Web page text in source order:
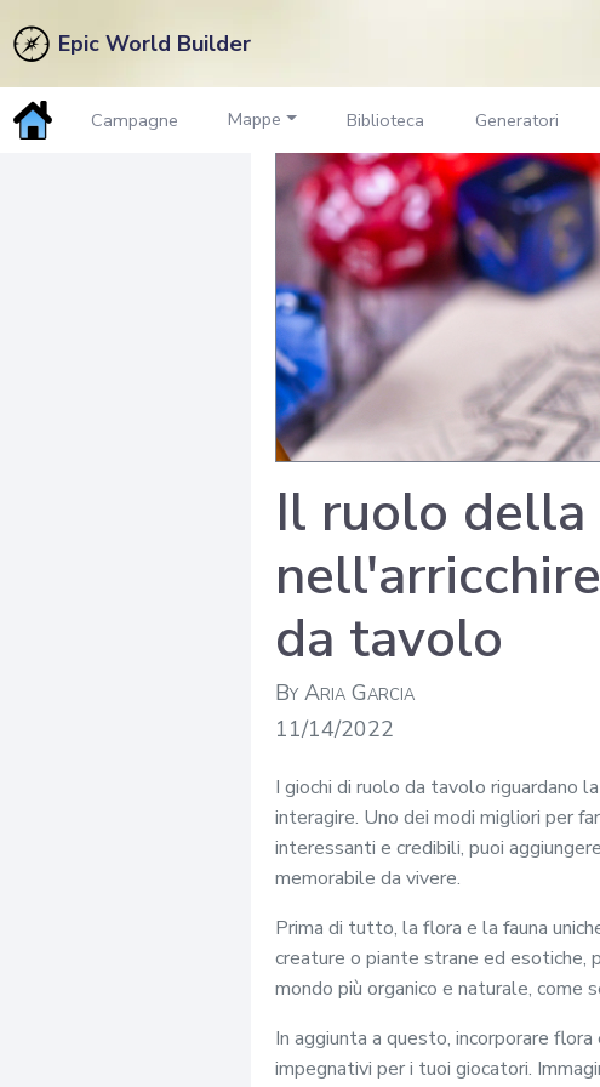
Epic World Builder
Campagne Mappe Biblioteca Generatori
Il ruolo della
da tavolo
By Aria Garcia
11/14/2022
I giochi di ruolo da tavolo riguardano
interagire. Uno dei modi migliori per
interessanti e credibili, puoi
memorabile da vivere.
Prima di tutto, la flora e la fauna
creature o piante strane ed esotiche,
mondo più organico e naturale,
In aggiunta a questo, incorporare
impegnativi per i tuoi giocatori.